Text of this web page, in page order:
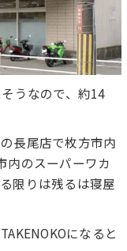
うなので、約14
長尾店で枚方市内
内のスーパーワカ
限りは残るは寝屋
になると